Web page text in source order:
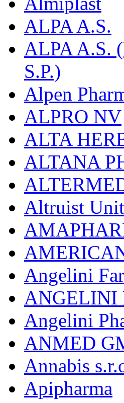
ALPA A.S.
ALPA A.S.
S.P.)
Alpen
ALPRO NV
ALTA
ALTANA
Altruist
Angelini
ANGELINI
Angelini
ANMED
Annabis
Apipharma